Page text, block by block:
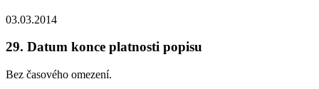
03.03.2014
29. Datum konce platnosti popisu
Bez časového omezení.